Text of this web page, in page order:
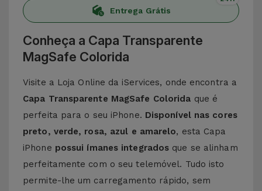
Entrega Grátis
Conheça a Capa Transparente
MagSafe Colorida
Visite a Loja Online da iServices, onde encontra a
Capa Transparente MagSafe Colorida que é
perfeita para o seu iPhone. Disponível nas cores
preto, verde, rosa, azul e amarelo, esta Capa
iPhone possui ímanes integrados que se alinham
perfeitamente com o seu telemóvel. Tudo isto
permite-lhe um carregamento rápido, sem